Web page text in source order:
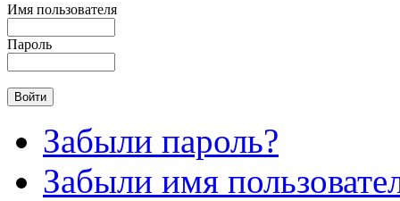
Имя пользователя
Пароль
Забыли пароль?
Забыли имя